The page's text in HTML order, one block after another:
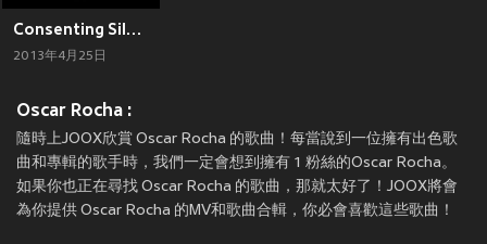
Consenting Silence
2013年4月25日
Oscar Rocha :
隨時上JOOX欣賞 Oscar Rocha 的歌曲！每當說到一位擁有出色歌
曲和專輯的歌手時，我們一定會想到擁有 1 粉絲的Oscar Rocha。
如果你也正在尋找 Oscar Rocha 的歌曲，那就太好了！JOOX將會
為你提供 Oscar Rocha 的MV和歌曲合輯，你必會喜歡這些歌曲！